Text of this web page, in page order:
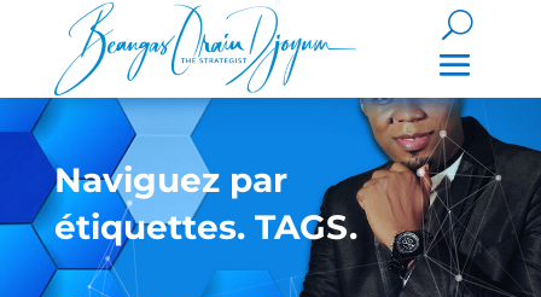
Naviguez par
étiquettes. TAGS.